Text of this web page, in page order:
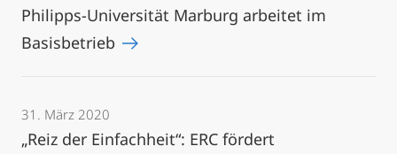
Philipps-Universität Marburg arbeitet im
Basisbetrieb
31. März 2020
„Reiz der Einfachheit“: ERC fördert